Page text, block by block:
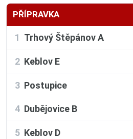
PŘÍPRAVKA
1 Trhový Štěpánov A
2 Keblov E
3 Postupice
4 Dubějovice B
5 Keblov D